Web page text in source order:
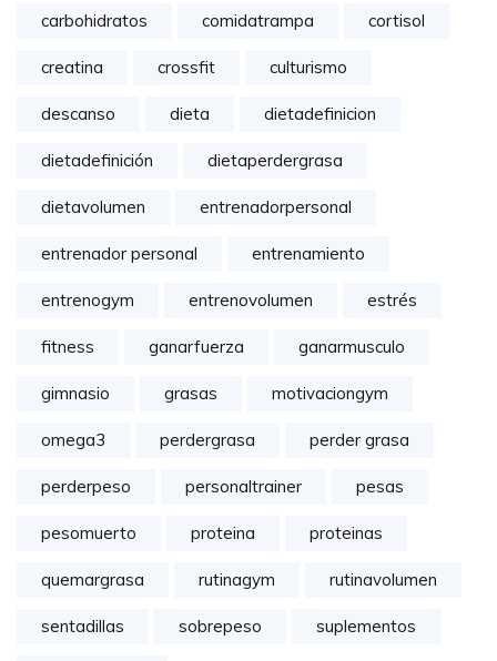
carbohidratos comidatrampa cortisol
creatina crossfit culturismo
descanso dieta dietadefinicion
dietadefinición dietaperdergrasa
dietavolumen entrenadorpersonal
entrenador personal entrenamiento
entrenogym entrenovolumen estrés
fitness ganarfuerza ganarmusculo
gimnasio grasas motivaciongym
omega3 perdergrasa perder grasa
perderpeso personaltrainer pesas
pesomuerto proteina proteinas
quemargrasa rutinagym rutinavolumen
sentadillas sobrepeso suplementos